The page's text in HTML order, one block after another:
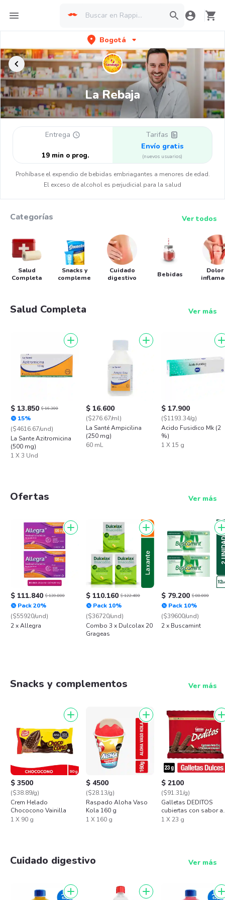
Bogotá
La Rebaja
Entrega
19 min o prog.
Tarifas
Envío gratis
(nuevos usuarios)
Prohíbase el expendio de bebidas embriagantes a menores de edad.
El exceso de alcohol es perjudicial para la salud
Categorías Ver todos
Salud
Completa
Snacks y
complementos
Cuidado
digestivo
Bebidas
Dolor
Salud Completa Ver más
$ 13.850 $ 16.300
15%
($4616.67/und)
La Sante Azitromicina
(500 mg)
1 X 3 Und
$ 16.600
($276.67/ml)
La Santé Ampicilina
(250 mg)
60 mL
$ 17.900
($1193.34/g)
Acido Fusidico Mk (2
%)
1 X 15 g
Ofertas Ver más
$ 111.840 $ 139.800
Pack 20%
($55920/und)
2 x Allegra
$ 110.160 $ 122.400
Pack 10%
($36720/und)
Combo 3 x Dulcolax 20
Grageas
$ 79.200 $ 88.000
Pack 10%
($39600/und)
2 x Buscamint
Snacks y complementos Ver más
$ 3500
($38.89/g)
Crem Helado
Chococono Vainilla
1 X 90 g
$ 4500
($28.13/g)
Raspado Aloha Vaso
Kola 160 g
1 X 160 g
$ 2100
($91.31/g)
Galletas DEDITOS
cubiertas con sabor a
chocolate x 23g
1 X 23 g
Cuidado digestivo Ver más